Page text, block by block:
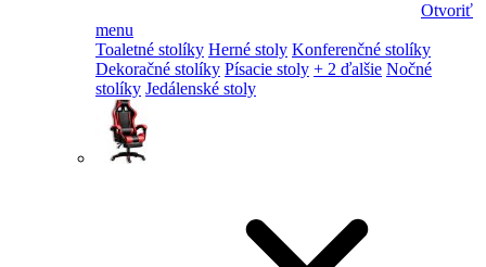
Otvoriť
menu
Toaletné stolíky Herné stoly Konferenčné stolíky
Dekoračné stolíky Písacie stoly + 2 ďalšie Nočné
stolíky Jedálenské stoly